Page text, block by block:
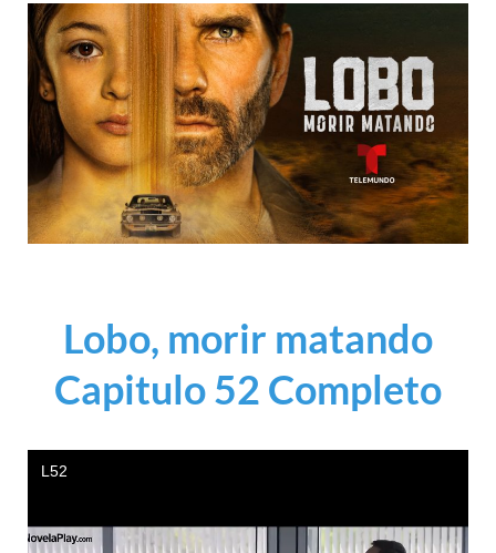
Lobo, morir matando
Capitulo 52 Completo